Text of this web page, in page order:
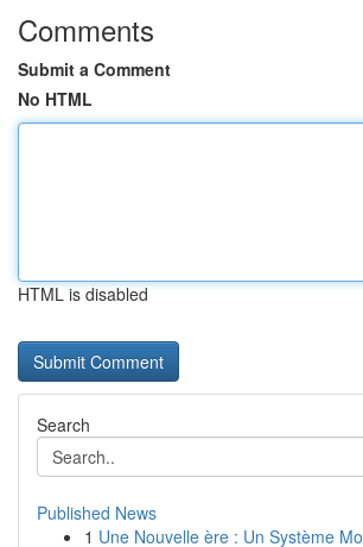
Comments
Submit a Comment
No HTML
HTML is disabled
Search
Published News
1 Une Nouvelle ère : Un Système